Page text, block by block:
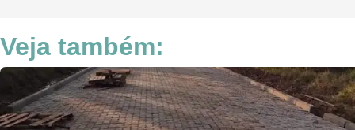
Veja também: